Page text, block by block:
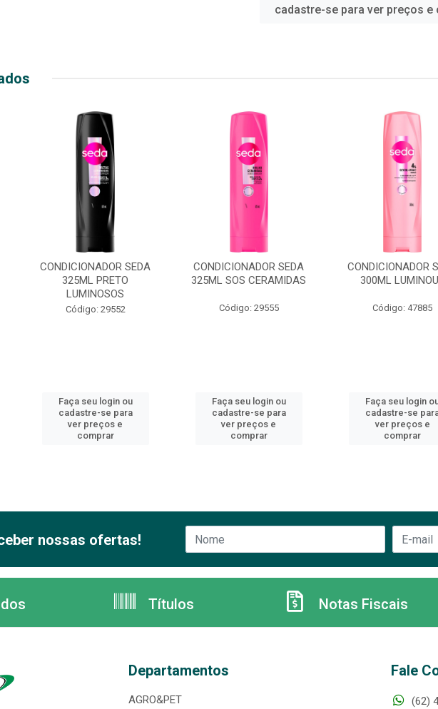
cadastre-se para ver preços e
CONDICIONADOR SEDA
325ML PRETO
LUMINOSOS
Código: 29552
Faça seu login ou
cadastre-se para
ver preços e
comprar
CONDICIONADOR SEDA
325ML SOS CERAMIDAS
Código: 29555
Faça seu login ou
cadastre-se para
ver preços e
comprar
CONDICIONADOR
300ML
Código: 47885
Faça seu login
cadastre-se
ver preços e
comprar
nossas ofertas!
Títulos Notas Fiscais
Departamentos
AGRO&PET
Fale
(62)